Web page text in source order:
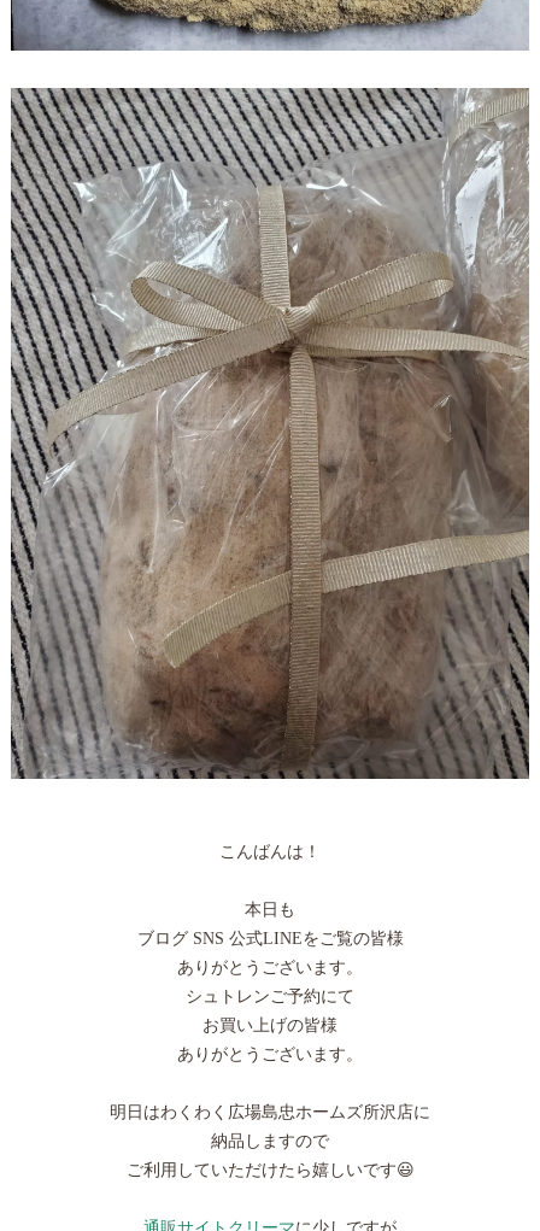
こんばんは！
本日も
ブログ SNS 公式LINEをご覧の皆様
ありがとうございます。
シュトレンご予約にて
お買い上げの皆様
ありがとうございます。
明日はわくわく広場島忠ホームズ所沢店に
納品しますので
ご利用していただけたら嬉しいです😃